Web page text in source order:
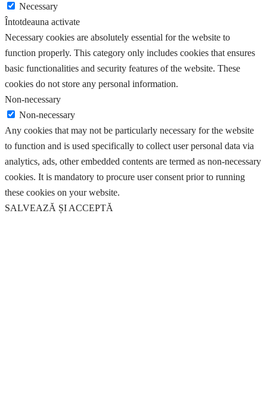
Necessary
Întotdeauna activate
Necessary cookies are absolutely essential for the website to
function properly. This category only includes cookies that ensures
basic functionalities and security features of the website. These
cookies do not store any personal information.
Non-necessary
Non-necessary
Any cookies that may not be particularly necessary for the website
to function and is used specifically to collect user personal data via
analytics, ads, other embedded contents are termed as non-necessary
cookies. It is mandatory to procure user consent prior to running
these cookies on your website.
SALVEAZĂ ȘI ACCEPTĂ